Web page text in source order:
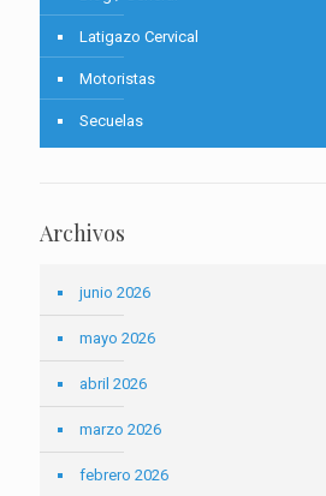
Latigazo Cervical
Motoristas
Secuelas
Archivos
junio 2026
mayo 2026
abril 2026
marzo 2026
febrero 2026